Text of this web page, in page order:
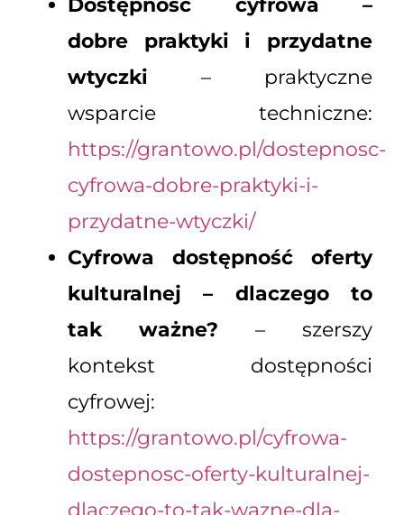
Dostępność cyfrowa –
dobre praktyki i przydatne
wtyczki – praktyczne
wsparcie techniczne:
https://grantowo.pl/dostepnosc-
cyfrowa-dobre-praktyki-i-
przydatne-wtyczki/
Cyfrowa dostępność oferty
kulturalnej – dlaczego to
tak ważne? – szerszy
kontekst dostępności
cyfrowej:
https://grantowo.pl/cyfrowa-
dostepnosc-oferty-kulturalnej-